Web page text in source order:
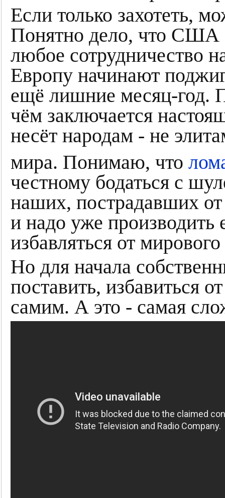
Если только захотеть,
Понятно дело, что США
любое сотрудничество
Европу начинают
ещё лишние месяц-год.
чём заключается
несёт народам - не
мира. Понимаю, что
честному бодаться с
наших, пострадавших
и надо уже производить
избавляться от
Но для начала
поставить, избавиться
самим. А это - самая